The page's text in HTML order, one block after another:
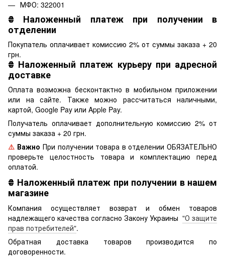
МФО: 322001
₴ Наложенный платеж при получении в
отделении
Покупатель оплачивает комиссию 2% от суммы заказа + 20
грн.
₴ Наложенный платеж курьеру при адресной
доставке
Оплата возможна бесконтактно в мобильном приложении
или на сайте. Также можно рассчитаться наличными,
картой, Google Pay или Apple Pay.
Получатель оплачивает дополнительную комиссию 2% от
суммы заказа + 20 грн.
⚠️ Важно При получении товара в отделении ОБЯЗАТЕЛЬНО
проверьте целостность товара и комплектацию перед
оплатой.
₴ Наложенный платеж при получении в нашем
магазине
Компания осуществляет возврат и обмен товаров
надлежащего качества согласно Закону Украины "О защите
прав потребителей".
Обратная доставка товаров производится по
договоренности.